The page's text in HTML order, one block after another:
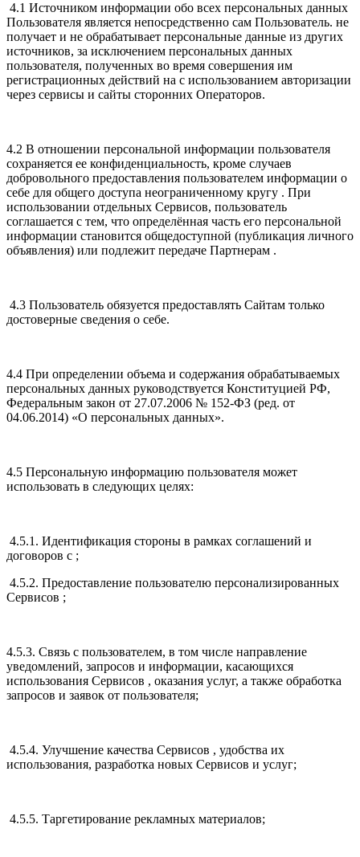
4.1 Источником информации обо всех персональных данных
Пользователя является непосредственно сам Пользователь. не
получает и не обрабатывает персональные данные из других
источников, за исключением персональных данных
пользователя, полученных во время совершения им
регистрационных действий на с использованием авторизации
через сервисы и сайты сторонних Операторов.
4.2 В отношении персональной информации пользователя
сохраняется ее конфиденциальность, кроме случаев
добровольного предоставления пользователем информации о
себе для общего доступа неограниченному кругу . При
использовании отдельных Сервисов, пользователь
соглашается с тем, что определённая часть его персональной
информации становится общедоступной (публикация личного
объявления) или подлежит передаче Партнерам .
4.3 Пользователь обязуется предоставлять Сайтам только
достоверные сведения о себе.
4.4 При определении объема и содержания обрабатываемых
персональных данных руководствуется Конституцией РФ,
Федеральным закон от 27.07.2006 № 152-ФЗ (ред. от
04.06.2014) «О персональных данных».
4.5 Персональную информацию пользователя может
использовать в следующих целях:
4.5.1. Идентификация стороны в рамках соглашений и
договоров с ;
4.5.2. Предоставление пользователю персонализированных
Сервисов ;
4.5.3. Связь с пользователем, в том числе направление
уведомлений, запросов и информации, касающихся
использования Сервисов , оказания услуг, а также обработка
запросов и заявок от пользователя;
4.5.4. Улучшение качества Сервисов , удобства их
использования, разработка новых Сервисов и услуг;
4.5.5. Таргетирование рекламных материалов;